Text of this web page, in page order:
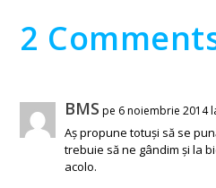
2
BMS pe 6 noiembrie 2014
Aș propune totuși să se
trebuie să ne gândim și la
acolo.